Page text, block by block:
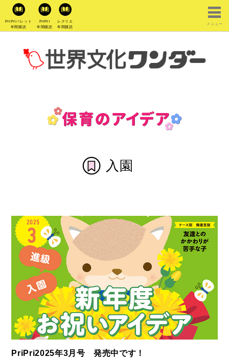
PriPriパレット
年間購読
PriPri
年間購読
レクリエ
年間購読
メニュー
入園
PriPri2025年3月号 発売中です！